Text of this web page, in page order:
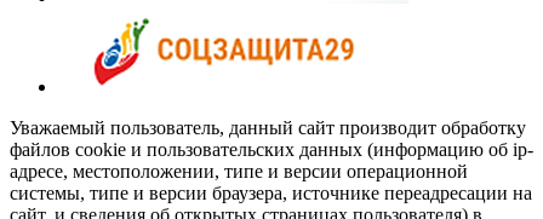
Уважаемый пользователь, данный сайт производит обработку
файлов cookie и пользовательских данных (информацию об ip-
адресе, местоположении, типе и версии операционной
системы, типе и версии браузера, источнике переадресации на
сайт, и сведения об открытых страницах пользователя) в